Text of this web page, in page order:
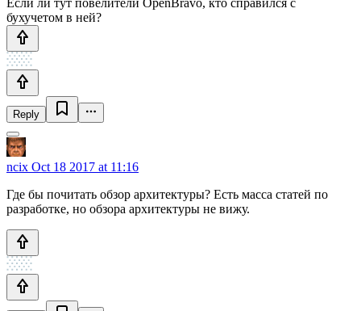
бухучетом в ней?
Reply
ncix Oct 18 2017 at 11:16
Где бы почитать обзор архитектуры? Есть масса статей по
разработке, но обзора архитектуры не вижу.